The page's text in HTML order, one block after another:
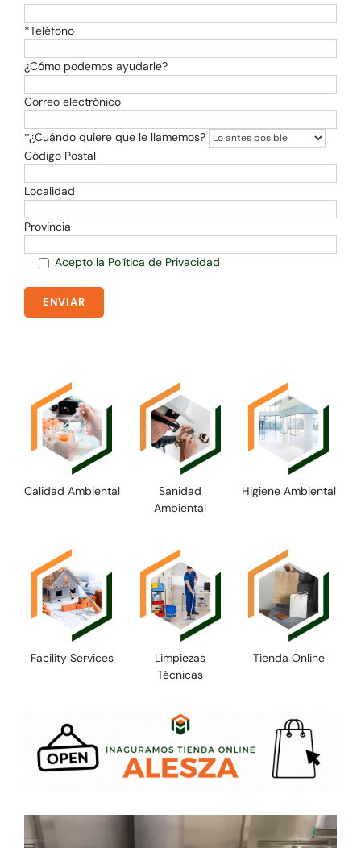
*Teléfono
¿Cómo podemos ayudarle?
Correo electrónico
*¿Cuándo quiere que le llamemos?
Código Postal
Localidad
Provincia
Acepto la Política de Privacidad
Sanidad
Ambiental
Calidad Ambiental Higiene Ambiental
Facility Services
Limpiezas
Técnicas
Tienda Online